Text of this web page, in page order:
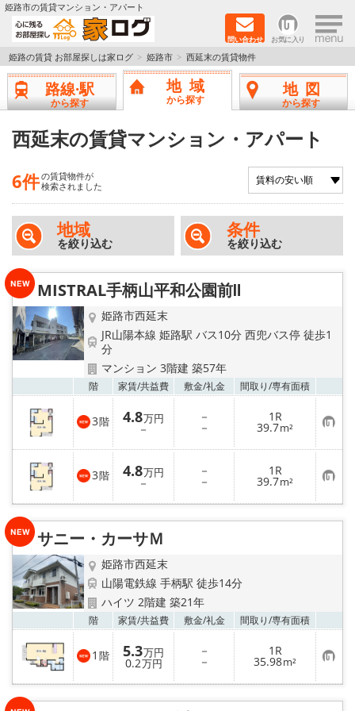
姫路市の賃貸マンション・アパート
問い合わせ お気に入り ×
TOPページ
新築物件
ペットOK物件
戸建物件
保証人不要物件
初期費用リーズナブル物件
都市ガス物件
路線·駅から探す
地域から探す
地図から探す
スタッフ
店舗情報·アクセス
メールでお問い合わせ
姫路の賃貸 お部屋探しは家ログ 姫路市 西延末の賃貸物件
路線·駅
から探す
地域
から探す
地図
から探す
西延末の賃貸マンション・アパート
6件の賃貸物件が
検索されました
地域
を絞り込む
条件
を絞り込む
MISTRAL手柄山平和公園前Ⅱ
姫路市西延末
JR山陽本線 姫路駅 バス10分 西兜バス停 徒歩1
分
マンション 3階建 築57年
階 家賃/共益費 敷金/礼金 間取り/専有面積
3階 4.8万円
－
－
－
1R
39.7m² お
気
に
入
り
登
録
3階 4.8万円
－
－
－
1R
39.7m² お
気
に
り
サニー・カーサＭ
姫路市西延末
山陽電鉄線 手柄駅 徒歩14分
ハイツ 2階建 築21年
階 家賃/共益費 敷金/礼金 間取り/専有面積
1 階 5.3万円
0.2万円
－
－
1R
35.98m² お
気
に
り